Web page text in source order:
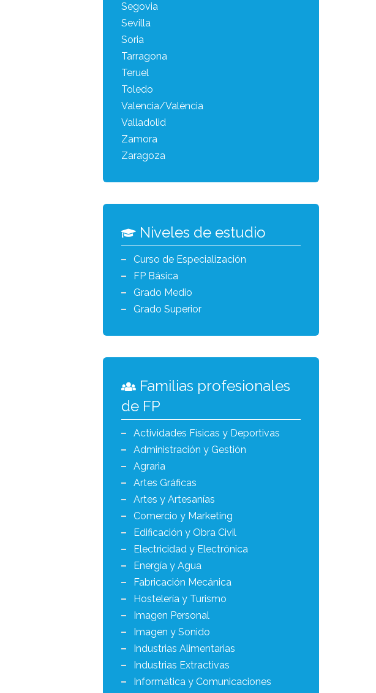
Segovia
Sevilla
Soria
Tarragona
Teruel
Toledo
Valencia/València
Valladolid
Zamora
Zaragoza
Niveles de estudio
Curso de Especialización
FP Básica
Grado Medio
Grado Superior
Familias profesionales
de FP
Actividades Físicas y Deportivas
Administración y Gestión
Agraria
Artes Gráficas
Artes y Artesanías
Comercio y Marketing
Edificación y Obra Civil
Electricidad y Electrónica
Energía y Agua
Fabricación Mecánica
Hostelería y Turismo
Imagen Personal
Imagen y Sonido
Industrias Alimentarias
Industrias Extractivas
Informática y Comunicaciones